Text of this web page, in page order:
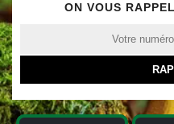
ON VOUS